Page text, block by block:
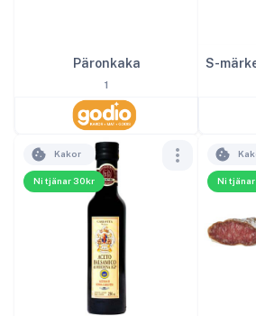
Päronkaka
1
Ni tjänar 30kr
Kakor
Ni